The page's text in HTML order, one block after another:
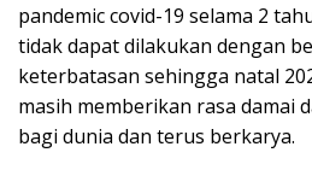
pandemic covid-19 selama 2
tidak dapat dilakukan dengan
keterbatasan sehingga natal
masih memberikan rasa damai
bagi dunia dan terus berkarya.